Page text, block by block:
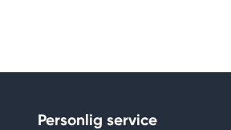
Personlig service